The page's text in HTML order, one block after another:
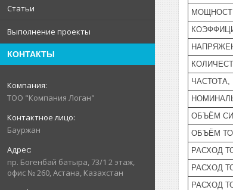
Статьи
Выполнение проекты
КОНТАКТЫ
ТОО "Компания Логан"
Бауржан
пр. Богенбай батыра, 73/1 2 этаж,
офис № 260, Астана, Казахстан
ЧАСТОТА,
ОБЪЁМ
ОБЪЁМ
РАСХОД
РАСХОД
РАСХОД